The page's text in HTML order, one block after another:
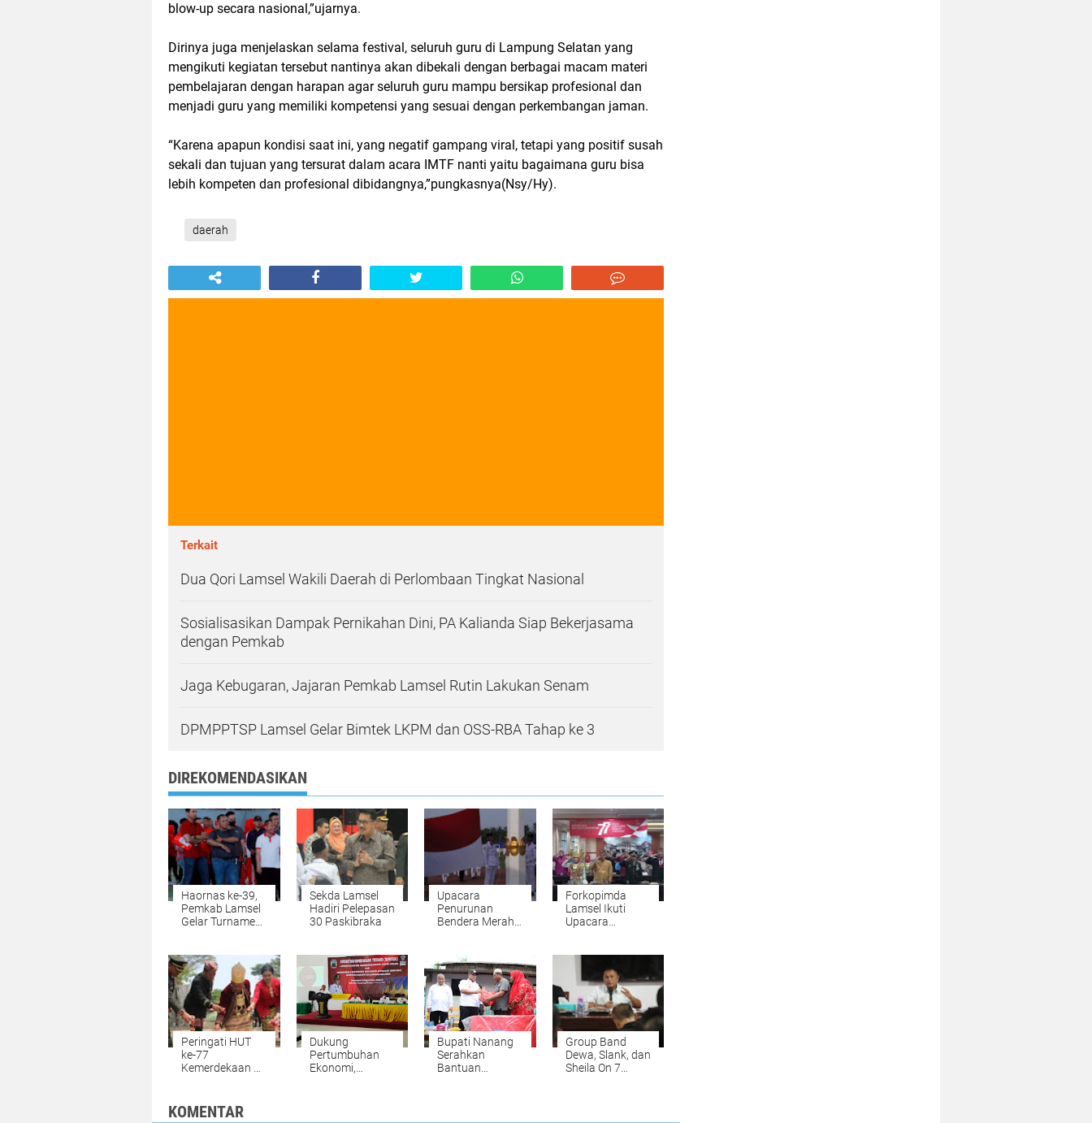
blow-up secara nasional,”ujarnya.
Dirinya juga menjelaskan selama festival, seluruh guru di Lampung Selatan yang
mengikuti kegiatan tersebut nantinya akan dibekali dengan berbagai macam materi
pembelajaran dengan harapan agar seluruh guru mampu bersikap profesional dan
menjadi guru yang memiliki kompetensi yang sesuai dengan perkembangan jaman.
“Karena apapun kondisi saat ini, yang negatif gampang viral, tetapi yang positif susah
sekali dan tujuan yang tersurat dalam acara IMTF nanti yaitu bagaimana guru bisa
lebih kompeten dan profesional dibidangnya,”pungkasnya(Nsy/Hy).
daerah
Terkait
Dua Qori Lamsel Wakili Daerah di Perlombaan Tingkat Nasional
Sosialisasikan Dampak Pernikahan Dini, PA Kalianda Siap Bekerjasama
dengan Pemkab
Jaga Kebugaran, Jajaran Pemkab Lamsel Rutin Lakukan Senam
DPMPPTSP Lamsel Gelar Bimtek LKPM dan OSS-RBA Tahap ke 3
DIREKOMENDASIKAN
Haornas ke-39,
Pemkab Lamsel
Gelar Turnamen
Sekda Lamsel
Hadiri Pelepasan
30 Paskibraka
Upacara
Penurunan
Bendera Merah
di Lamsel
Berjalan
Khidmat
Forkopimda
Lamsel Ikuti
Upacara
Peringati HUT
ke-77
Kemerdekaan RI,
Ziarah ke
Makam
Dukung
Pertumbuhan
Ekonomi,
dan OSS-RBA
Bupati Nanang
Serahkan
Bantuan
Ketapang
Group Band
Dewa, Slank, dan
Sheila On 7
Selatan Expo
KOMENTAR